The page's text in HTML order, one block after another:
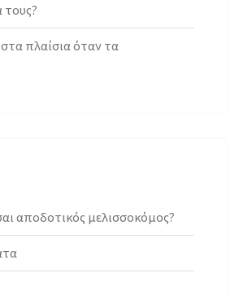
πλαίσια όταν τα
αποδοτικός μελισσοκόμος?